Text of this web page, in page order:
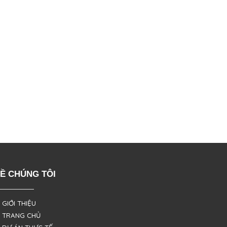
CHÚNG TÔI
THIỆU
CHỦ